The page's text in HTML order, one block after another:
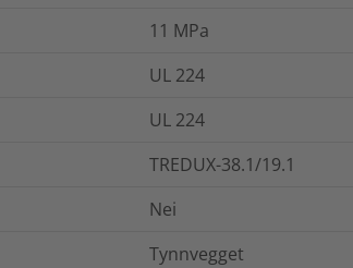
11 MPa
UL 224
UL 224
TREDUX-38.1/19.1
Nei
Tynnvegget